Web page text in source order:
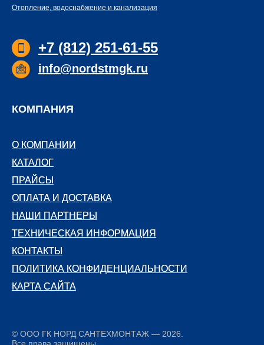
Отопление, водоснабжение и канализация
+7 (812) 251-61-55
info@nordstmgk.ru
© ООО ГК НОРД САНТЕХМОНТАЖ — 2026.
О КОМПАНИИ
О КОМПАНИИ
КАТАЛОГ
КАТАЛОГ
ПРАЙСЫ
ПРАЙСЫ
ОПЛАТА И ДОСТАВКА
ОПЛАТА И ДОСТАВКА
КОМПАНИЯ
НАШИ ПАРТНЕРЫ
НАШИ ПАРТНЕРЫ
ТЕХНИЧЕСКАЯ ИНФОРМАЦИЯ
ТЕХНИЧЕСКАЯ ИНФОРМАЦИЯ
КОНТАКТЫ
КОНТАКТЫ
ПОЛИТИКА КОНФИДЕНЦИАЛЬНОСТИ
ПОЛИТИКА КОНФИДЕНЦИАЛЬНОСТИ
КАРТА САЙТА
КАРТА САЙТА